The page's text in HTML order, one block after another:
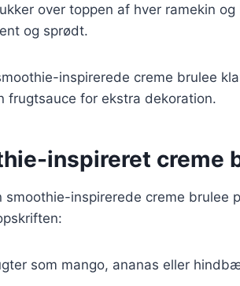
over toppen af hver ramekin
og sprødt.
inspirerede creme brulee
for ekstra dekoration.
inspireret creme
inspirerede creme brulee
som mango, ananas eller